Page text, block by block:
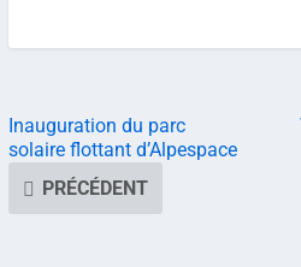
Inauguration du parc
solaire flottant d’Alpespace
PRÉCÉDENT